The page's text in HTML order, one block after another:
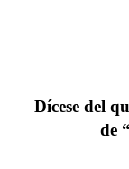
Dícese del
de